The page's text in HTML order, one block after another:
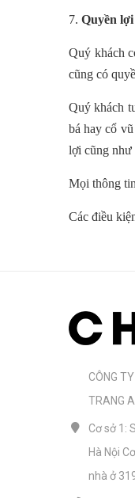
7. Quyền
Quý khách
cũng có
Quý khách
bá hay cổ
lợi cũng như
Mọi thông
Các điều
CÔNG
TRANG
Cơ sở 1:
Hà Nội
nhà ở